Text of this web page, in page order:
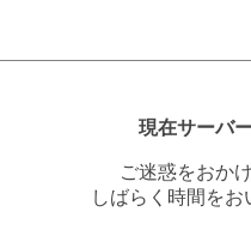
現在サーバ
ご迷惑をおか
しばらく時間を